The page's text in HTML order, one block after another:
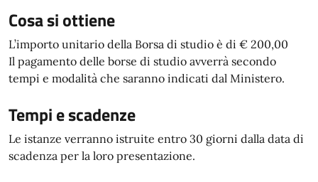
Cosa si ottiene
L’importo unitario della Borsa di studio è di € 200,00
Il pagamento delle borse di studio avverrà secondo
tempi e modalità che saranno indicati dal Ministero.
Tempi e scadenze
Le istanze verranno istruite entro 30 giorni dalla data di
scadenza per la loro presentazione.